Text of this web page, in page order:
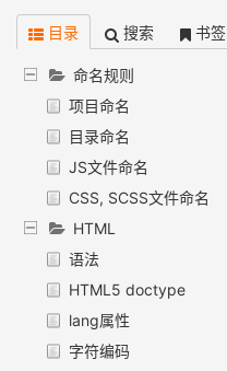
目录 搜索 书签
命名规则
项目命名
目录命名
JS文件命名
CSS, SCSS文件命名
HTML
语法
HTML5 doctype
lang属性
字符编码